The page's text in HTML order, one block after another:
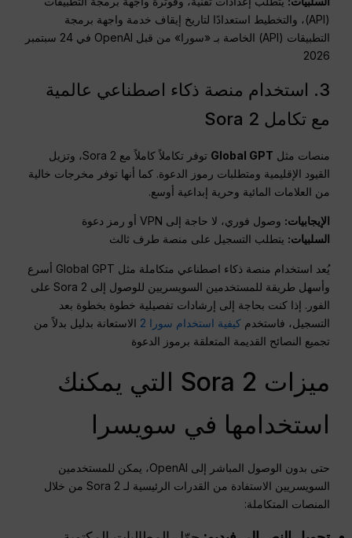
(API)، والتخطيط استعدادًا لتاريخ إيقاف خدمة واجهة برمجة
التطبيقات (API) الخاصة بـ «سورا» من قبل OpenAI في 24 سبتمبر
2026
3. استخدام منصة ذكاء اصطناعي عالمية
مع تكامل Sora 2
منصات مثل Global GPT
توفر تكاملاً كاملاً مع Sora 2، وتزيل
القيود الإقليمية ومتطلبات رموز الدعوة. كما أنها توفر مخرجات خالية
من العلامات المائية وحرية إبداعية أوسع.
الإيجابيات: وصول فوري، لا حاجة إلى VPN أو رمز دعوة
السلبيات: يتطلب التسجيل على منصة طرف ثالث
يُعد استخدام منصة ذكاء اصطناعي متكاملة مثل Global GPT أسرع
وأسهل طريقة للمستخدمين السويسريين للوصول إلى Sora 2 على
الفور. إذا كنت بحاجة إلى إرشادات تفصيلية خطوة بخطوة بعد
التسجيل، فاستخدمكيفية استخدام سورا 2
الاستعانة بدليل بدلاً من
تجميع النصائح القديمة المتعلقة برموز الدعوة
ميزات Sora 2 التي يمكنك
استخدامها في سويسرا
حتى بدون الوصول المباشر إلى OpenAI، يمكن للمستخدمين
السويسريين الاستفادة من القدرات الرئيسية لـ Sora 2 من خلال
المنصات المتكاملة: